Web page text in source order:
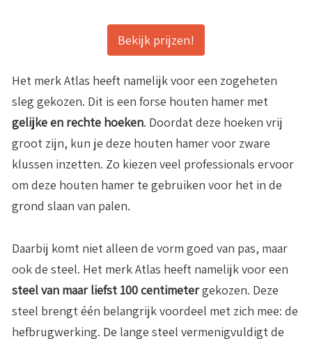
Bekijk prijzen!
Het merk Atlas heeft namelijk voor een zogeheten
sleg gekozen. Dit is een forse houten hamer met
gelijke en rechte hoeken. Doordat deze hoeken vrij
groot zijn, kun je deze houten hamer voor zware
klussen inzetten. Zo kiezen veel professionals ervoor
om deze houten hamer te gebruiken voor het in de
grond slaan van palen.
Daarbij komt niet alleen de vorm goed van pas, maar
ook de steel. Het merk Atlas heeft namelijk voor een
steel van maar liefst 100 centimetergekozen. Deze
steel brengt één belangrijk voordeel met zich mee: de
hefbrugwerking. De lange steel vermenigvuldigt de